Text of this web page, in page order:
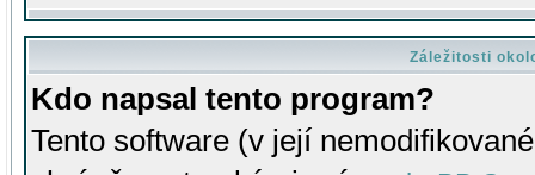
Záležitosti
Kdo napsal tento program?
Tento software (v její